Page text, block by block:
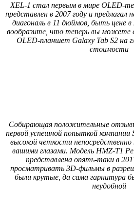
XEL-1 стал первым в мире OLED-
представлен в 2007 году и предлагал
диагональ в 11 дюймов, быть цене в
вообразите, что теперь вы можете
OLED-планшет Galaxy Tab S2 на
стоимости
Собирающая положительные
первой успешной попыткой
высокой четкости непосредственно
вашими глазами. Модель HMZ-T1
представлена опять-таки в
просматривать 3D-фильмы в
были крутые, да сама гарнитура
неудобной